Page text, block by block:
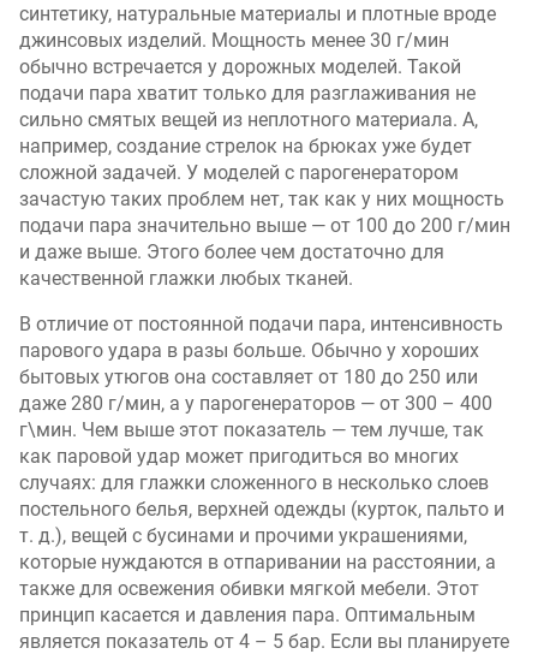
синтетику, натуральные материалы и плотные вроде
джинсовых изделий. Мощность менее 30 г/мин
обычно встречается у дорожных моделей. Такой
подачи пара хватит только для разглаживания не
сильно смятых вещей из неплотного материала. А,
например, создание стрелок на брюках уже будет
сложной задачей. У моделей с парогенератором
зачастую таких проблем нет, так как у них мощность
подачи пара значительно выше — от 100 до 200 г/мин
и даже выше. Этого более чем достаточно для
качественной глажки любых тканей.
В отличие от постоянной подачи пара, интенсивность
парового удара в разы больше. Обычно у хороших
бытовых утюгов она составляет от 180 до 250 или
даже 280 г/мин, а у парогенераторов — от 300 – 400
г\мин. Чем выше этот показатель — тем лучше, так
как паровой удар может пригодиться во многих
случаях: для глажки сложенного в несколько слоев
постельного белья, верхней одежды (курток, пальто и
т. д.), вещей с бусинами и прочими украшениями,
которые нуждаются в отпаривании на расстоянии, а
также для освежения обивки мягкой мебели. Этот
принцип касается и давления пара. Оптимальным
является показатель от 4 – 5 бар. Если вы планируете